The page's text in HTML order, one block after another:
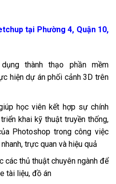
tại Phường 4, Quận 10,
thành thạo phần mềm
hiện dự án phối cảnh 3D trên
học viên kết hợp sự chính
khai kỹ thuật truyền thống,
Photoshop trong công việc
trực quan và hiệu quả
các thủ thuật chuyên ngành để
tài liệu, đồ án